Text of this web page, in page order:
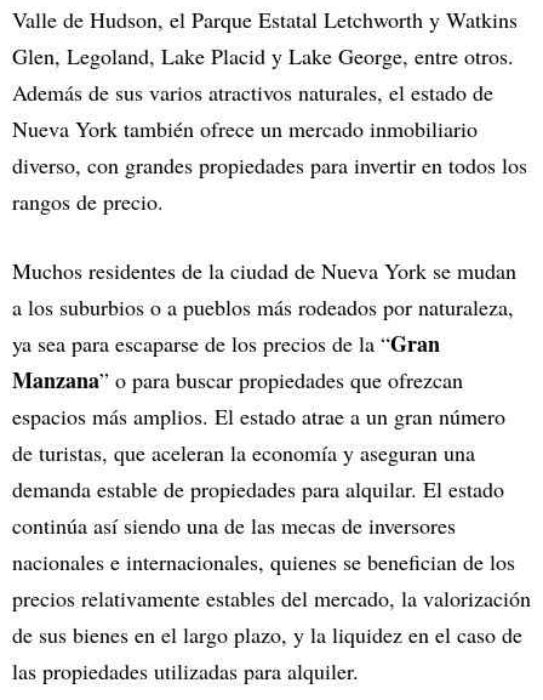
Valle de Hudson, el Parque Estatal Letchworth y Watkins
Glen, Legoland, Lake Placid y Lake George, entre otros.
Además de sus varios atractivos naturales, el estado de
Nueva York también ofrece un mercado inmobiliario
diverso, con grandes propiedades para invertir en todos los
rangos de precio.
Muchos residentes de la ciudad de Nueva York se mudan
a los suburbios o a pueblos más rodeados por naturaleza,
ya sea para escaparse de los precios de la “Gran
Manzana” o para buscar propiedades que ofrezcan
espacios más amplios. El estado atrae a un gran número
de turistas, que aceleran la economía y aseguran una
demanda estable de propiedades para alquilar. El estado
continúa así siendo una de las mecas de inversores
nacionales e internacionales, quienes se benefician de los
precios relativamente estables del mercado, la valorización
de sus bienes en el largo plazo, y la liquidez en el caso de
las propiedades utilizadas para alquiler.